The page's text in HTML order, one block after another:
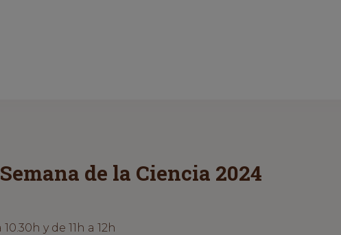
de la Ciencia 2024
y de 11h a 12h